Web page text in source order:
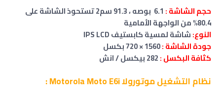
حجمالشاشة:
6.1 بوصه ، 91.3 سم2 تستحوذ الشاشة على
80.4% من الواجهة الأمامية
النوع:شاشة لمسية كابستيف IPS LCD
جودة الشاشة :
كثافة البكسل :
نظام التشغيل موتورولا Motorola Moto E6i :